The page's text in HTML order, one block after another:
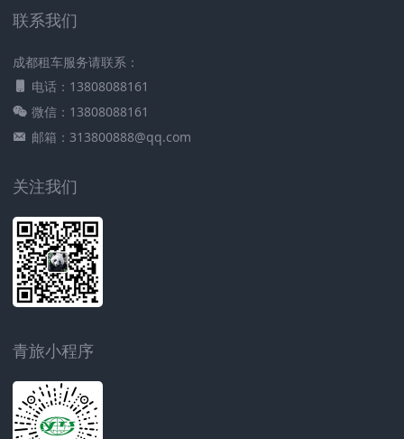
联系我们
成都租车服务请联系：
电话：13808088161
微信：13808088161
邮箱：313800888@qq.com
关注我们
青旅小程序